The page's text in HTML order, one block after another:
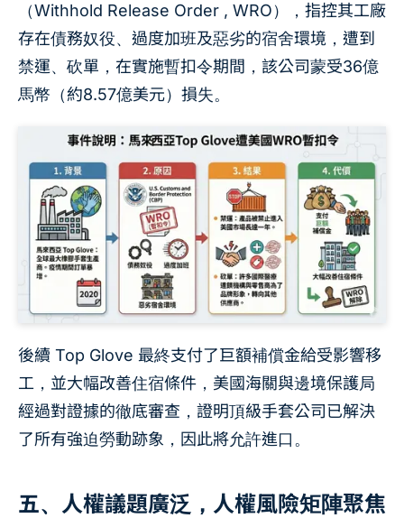
（Withhold Release Order , WRO），指控其工廠
存在債務奴役、過度加班及惡劣的宿舍環境，遭到
禁運、砍單，在實施暫扣令期間，該公司蒙受36億
馬幣（約8.57億美元）損失。
後續 Top Glove 最終支付了巨額補償金給受影響移
工，並大幅改善住宿條件，美國海關與邊境保護局
經過對證據的徹底審查，證明頂級手套公司已解決
了所有強迫勞動跡象，因此將允許進口。
五、人權議題廣泛，人權風險矩陣聚焦